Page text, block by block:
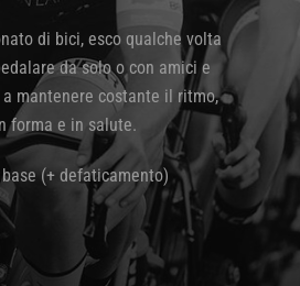
di bici, esco qualche volta
da solo o con amici e
mantenere costante il ritmo,
forma e in salute.
(+ defaticamento)